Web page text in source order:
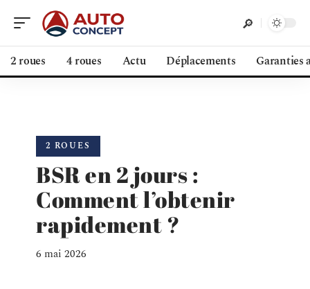
2 roues 4 roues Actu Déplacements Garanties
2 ROUES
BSR en 2 jours :
Comment l’obtenir
rapidement ?
6 mai 2026